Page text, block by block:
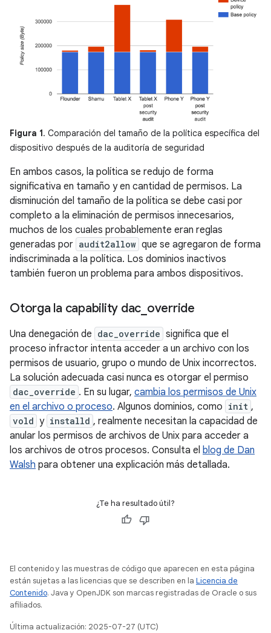
Figura 1. Comparación del tamaño de la política específica del
dispositivo después de la auditoría de seguridad
En ambos casos, la política se redujo de forma
significativa en tamaño y en cantidad de permisos. La
disminución del tamaño de la política se debe casi por
completo a la eliminación de permisos innecesarios,
muchos de los cuales probablemente eran reglas
generadas por audit2allow que se agregaron de forma
indiscriminada a la política. Los dominios inactivos
también fueron un problema para ambos dispositivos.
Otorga la capability dac override
Una denegación de dac_override significa que el
proceso infractor intenta acceder a un archivo con los
permisos de usuario, grupo o mundo de Unix incorrectos.
La solución adecuada casi nunca es otorgar el permiso
dac_override . En su lugar, cambia los permisos de Unix
en el archivo o proceso. Algunos dominios, como init ,
vold y installd , realmente necesitan la capacidad de
anular los permisos de archivos de Unix para acceder a
los archivos de otros procesos. Consulta el blog de Dan
Walsh para obtener una explicación más detallada.
¿Te ha resultado útil?
El contenido y las muestras de código que aparecen en esta página
están sujetas a las licencias que se describen en la Licencia de
Contenido. Java y OpenJDK son marcas registradas de Oracle o sus
afiliados.
Última actualización: 2025-07-27 (UTC)